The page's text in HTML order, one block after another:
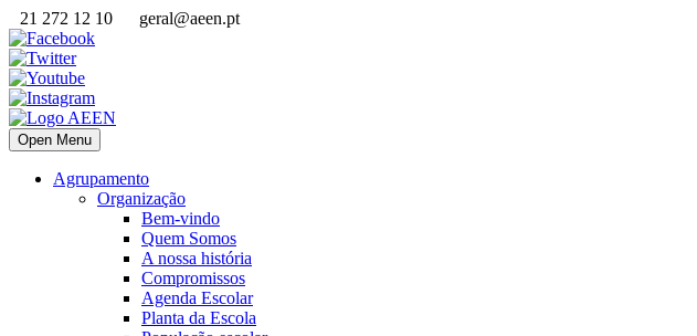
21 272 12 10 geral@aeen.pt
Open Menu
Agrupamento
Organização
Bem-vindo
Quem Somos
A nossa história
Compromissos
Agenda Escolar
Planta da Escola